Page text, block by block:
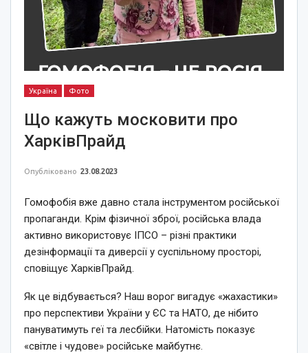
Україна Фото
Що кажуть московити про
ХарківПрайд
Опубліковано 23.08.2023
Гомофобія вже давно стала інструментом російської
пропаганди. Крім фізичної зброї, російська влада
активно використовує ІПСО – різні практики
дезінформації та диверсії у суспільному просторі,
сповіщує ХарківПрайд.
Як це відбувається? Наш ворог вигадує «жахастики»
про перспективи України у ЄС та НАТО, де нібито
пануватимуть геї та лесбійки. Натомість показує
«світле і чудове» російське майбутнє.